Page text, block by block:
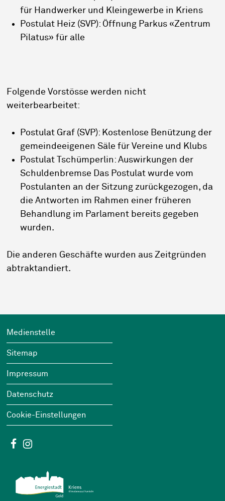
für Handwerker und Kleingewerbe in Kriens
Postulat Heiz (SVP): Öffnung Parkus «Zentrum
Pilatus» für alle
Folgende Vorstösse werden nicht
weiterbearbeitet:
Postulat Graf (SVP): Kostenlose Benützung der
gemeindeeigenen Säle für Vereine und Klubs
Postulat Tschümperlin: Auswirkungen der
Schuldenbremse Das Postulat wurde vom
Postulanten an der Sitzung zurückgezogen, da
die Antworten im Rahmen einer früheren
Behandlung im Parlament bereits gegeben
wurden.
Die anderen Geschäfte wurden aus Zeitgründen
abtraktandiert.
Footer
Wichtige Links
Medienstelle
Sitemap
Impressum
Datenschutz
Cookie-Einstellungen
Social Media
Facebook